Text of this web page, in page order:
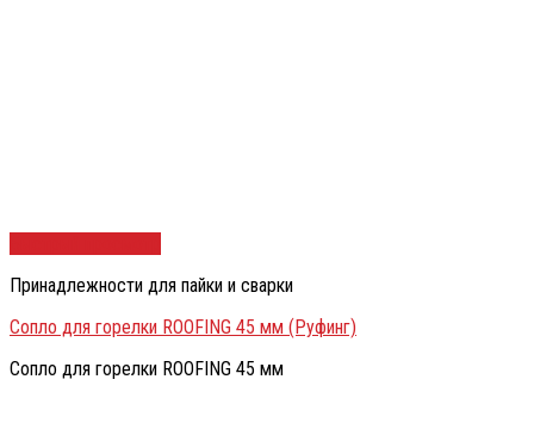
Принадлежности для пайки и сварки
Сопло для горелки ROOFING 45 мм (Руфинг)
Сопло для горелки ROOFING 45 мм